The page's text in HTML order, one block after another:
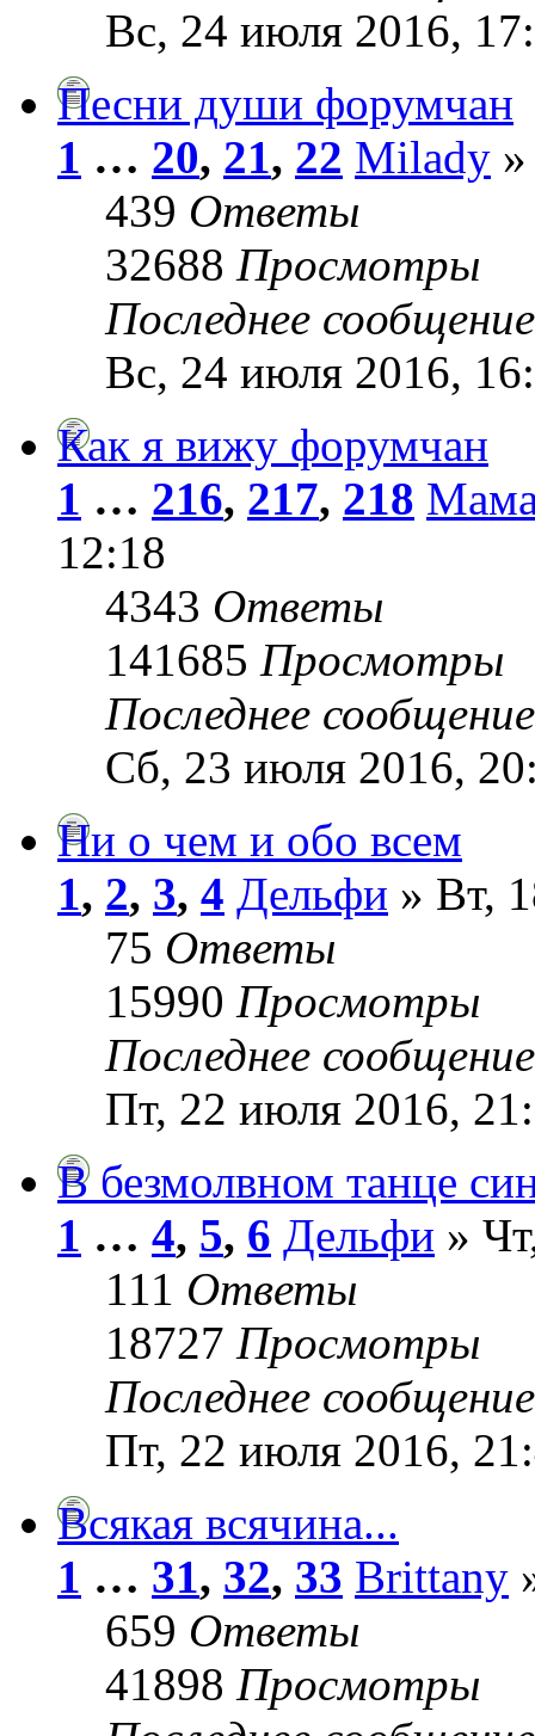
Вс, 24 июля 2016,
Песни души форумчан
1 … 20, 21, 22 Milady
439 Ответы
32688 Просмотры
Последнее
Вс, 24 июля 2016,
Как я вижу форумчан
1 … 216, 217, 218
12:18
4343 Ответы
141685 Просмотры
Последнее
Сб, 23 июля 2016,
Ни о чем и обо всем
1, 2, 3, 4 Дельфи » Вт,
75 Ответы
15990 Просмотры
Последнее
Пт, 22 июля 2016,
В безмолвном танце
1 … 4, 5, 6 Дельфи »
111 Ответы
18727 Просмотры
Последнее
Пт, 22 июля 2016,
Всякая всячина...
1 … 31, 32, 33 Brittany
659 Ответы
41898 Просмотры